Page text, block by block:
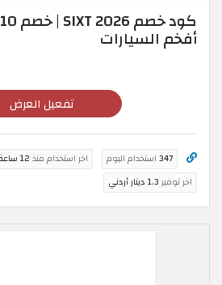
أفخم السيارات
تفعيل العرض
347 استخدام اليوم اخر استخدام منذ 12 ساعة
اخر توفير 1.3 دينار أردني